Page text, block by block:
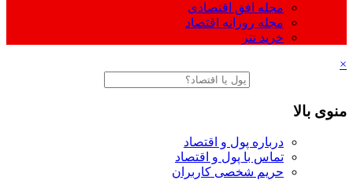
مجله افق اقتصادی
مجله روزانه اقتصاد
خرید تتر
×
منوی بالا
درباره پول و اقتصاد
تماس با پول و اقتصاد
حریم شخصی کاربران